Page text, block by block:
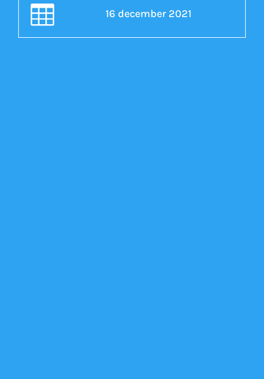
 16 december 2021